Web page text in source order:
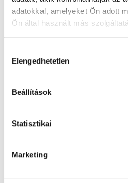
adatokkal, amelyeket Ön adott
Ön által használt más
kiválasztása
Elengedhetetlen
Beállítások
Statisztikai
Marketing